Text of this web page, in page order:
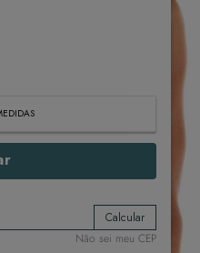
Calcular
Não sei meu CEP